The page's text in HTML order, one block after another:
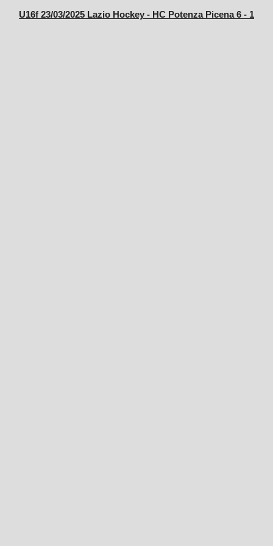
U16f 23/03/2025 Lazio Hockey - HC Potenza Picena 6 - 1